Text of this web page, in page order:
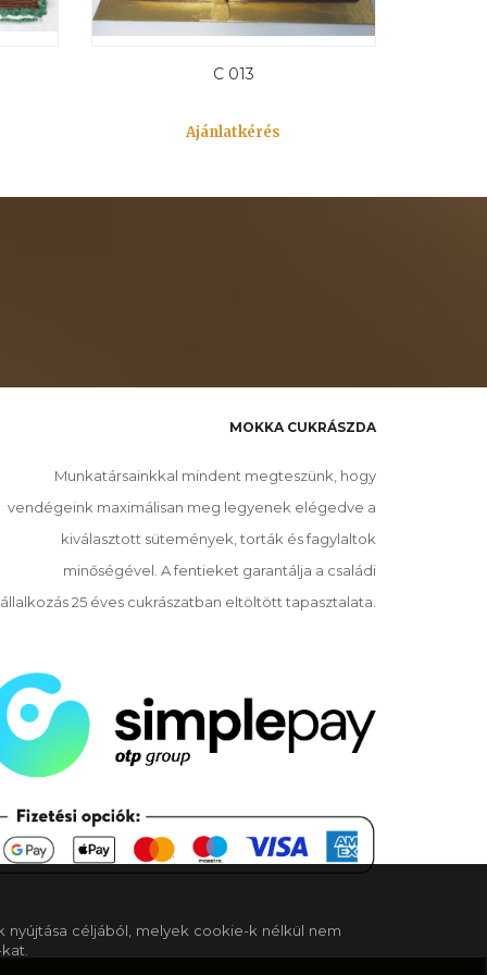
C 013
Ajánlatkérés
MOKKA CUKRÁSZDA
Munkatársainkkal mindent megteszünk, hogy
vendégeink maximálisan meg legyenek elégedve a
kiválasztott sütemények, torták és fagylaltok
minőségével. A fentieket garantálja a családi
25 éves cukrászatban eltöltött tapasztalata.
nyújtása céljából, melyek cookie-k nélkül nem